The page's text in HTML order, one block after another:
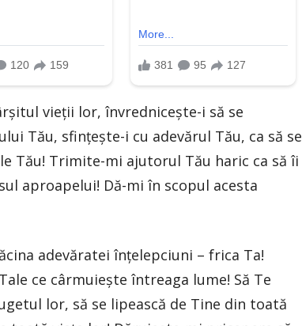
vieţii lor, învredniceşte-i să se
Tău, sfinţeşte-i cu adevărul Tău, ca să se
Tău! Trimite-mi ajutorul Tău haric ca să îi
aproapelui! Dă-mi în scopul acesta
adevăratei înţelepciuni – frica Ta!
ce cârmuieşte întreaga lume! Să Te
lor, să se lipească de Tine din toată